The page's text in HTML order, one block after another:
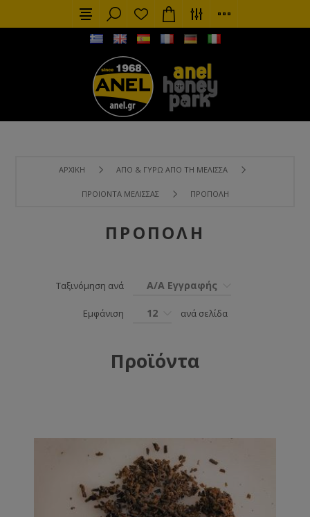
ΑΡΧΙΚΉ ΑΠΌ & ΓΎΡΩ ΑΠΌ ΤΗ ΜΈΛΙΣΣΑ
ΠΡΟΙΌΝΤΑ ΜΈΛΙΣΣΑΣ ΠΡΌΠΟΛΗ
ΠΡΌΠΟΛΗ
Ταξινόμηση ανά Α/Α Εγγραφής
Εμφάνιση 12 ανά σελίδα
Προϊόντα